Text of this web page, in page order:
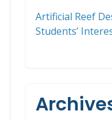
Artificial Reef
Students’